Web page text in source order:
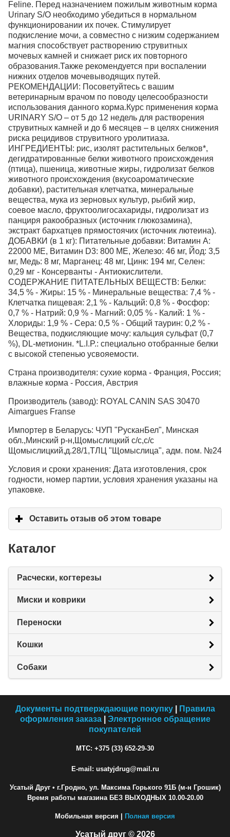
Feline. Перед назначением пожилым животным корма
Urinary S/O необходимо убедиться в нормальном
функционировании их почек. Стимулирует
подкисление мочи, а совместно с низким содержанием
магния способствует растворению струвитных
мочевых камней и снижает риск их повторного
образования.Также рекомендуется при воспалении
нижних отделов мочевыводящих путей.
РЕКОМЕНДАЦИИ: Посоветуйтесь с вашим
ветеринарным врачом по поводу целесообразности
использования данного корма.Курс применения корма
URINARY S/O – от 5 до 12 недель для растворения
струвитных камней и до 6 месяцев – в целях снижения
риска рецидивов струвитного уролитиаза.
ИНГРЕДИЕНТЫ: рис, изолят растительных белков*,
дегидратированные белки животного происхождения
(птица), пшеница, животные жиры, гидролизат белков
животного происхождения (вкусоароматические
добавки), растительная клетчатка, минеральные
вещества, мука из зерновых культур, рыбий жир,
соевое масло, фруктоолигосахариды, гидролизат из
панциря ракообразных (источник глюкозамина),
экстракт бархатцев прямостоячих (источник лютеина).
ДОБАВКИ (в 1 кг): Питательные добавки: Витамин A:
22000 ME, Витамин D3: 800 ME, Железо: 46 мг, Йод: 3,5
мг, Медь: 8 мг, Марганец: 48 мг, Цинк: 194 мг, Ceлeн:
0,29 мг - Консерванты - Антиокислители.
СОДЕРЖАНИЕ ПИТАТЕЛЬНЫХ ВЕЩЕСТВ: Белки:
34,5 % - Жиры: 15 % - Минеральные вещества: 7,4 % -
Клетчатка пищевая: 2,1 % - Кальций: 0,8 % - Фосфор:
0,7 % - Натрий: 0,9 % - Магний: 0,05 % - Калий: 1 % -
Хлориды: 1,9 % - Сера: 0,5 % - Общий таурин: 0,2 % -
Вещества, подкисляющие мочу: кальция сульфат (0,7
%), DL-метионин. *L.I.P.: специально отобранные белки
с высокой степенью усвояемости.
Страна производителя: сухие корма - Франция, Россия;
влажные корма - Россия, Австрия
Производитель (завод): ROYAL CANIN SAS 30470
Aimargues Franse
Импортер в Беларусь: ЧУП "РусканБел", Минская
обл.,Минский р-н,Щомыслицкий с/с,с/с
Щомыслицкий,д.28/1,ТЛЦ "Щомыслица", адм. пом. №24
Условия и сроки хранения: Дата изготовления, срок
годности, номер партии, условия хранения указаны на
упаковке.
Оставить отзыв об этом товаре
Каталог
Расчески, когтерезы
Миски и коврики
Переноски
Кошки
Собаки
Документы подтверждающие покупку|
Правила
оформления заказа| Электронное обращение
покупателей
МТС: +375 (33) 652-29-30
E-mail: usatyjdrug@mail.ru
Усатый Друг• г.Гродно, ул. Максима Горького 91Б (м-н Грошик)
Время работы магазина БЕЗ ВЫХОДНЫХ 10.00-20.00
Мобильная версия | Полная версия
Усатый друг © 2026